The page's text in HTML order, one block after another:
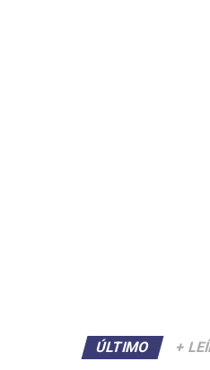
ÚLTIMO +